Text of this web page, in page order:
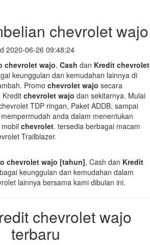
chevrolet wajo
2020-06-26 09:48:24
chevrolet wajo, Cash dan Kredit chevrolet
keunggulan dan kemudahan lainnya di
Promo chevrolet wajo secara
Kredit chevrolet wajo dan sekitarnya. Mulai
TDP ringan, Paket ADDB, sampai
anda dalam menentukan
chevrolet. tersedia berbagai macam
Trailblazer.
chevrolet wajo [tahun], Cash dan Kredit
keunggulan dan kemudahan dalam
lainnya bersama kami dibulan ini.
chevrolet wajo
terbaru